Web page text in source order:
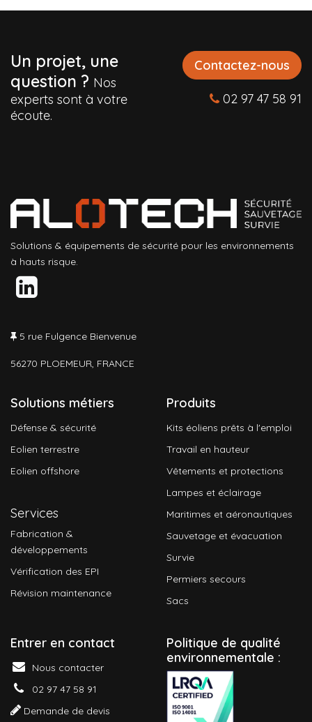
Un projet, une
question ? Nos
experts sont à votre
écoute.
Contactez-nous
02 97 47 58 91
Solutions & équipements de sécurité pour les environnements
à hauts risque.
5 rue Fulgence Bienvenue
56270 PLOEMEUR, FRANCE
Solutions métiers
Défense & sécurité
Eolien terrestre
Eolien offshore
Services
Fabrication &
développements
Vérification des EPI
Révision maintenance
Produits
Kits éoliens prêts à l'emploi
Travail en hauteur
Vêtements et protections
Lampes et éclairage
Maritimes et aéronautiques
Sauvetage et évacuation
Survie
Permiers secours
Sacs
Entrer en contact
Nous contacter
02 97 47 58 91
Demande de devis
Politique de qualité
environnementale :